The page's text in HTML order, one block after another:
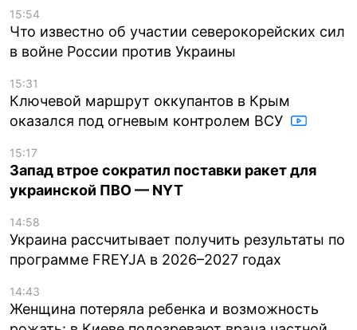
15:54
Что известно об участии северокорейских сил
в войне России против Украины
15:31
Ключевой маршрут оккупантов в Крым
оказался под огневым контролем ВСУ
15:17
Запад втрое сократил поставки ракет для
украинской ПВО — NYT
14:58
Украина рассчитывает получить результаты по
программе FREYJA в 2026–2027 годах
14:43
Женщина потеряла ребенка и возможность